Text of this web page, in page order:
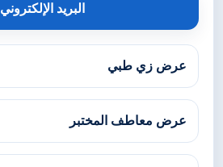
البريد الإلكتروني
عرض زي طبي
عرض معاطف المختبر